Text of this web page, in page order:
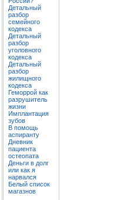
Детальный
разбор
семейного
кодекса
Детальный
разбор
уголовного
кодекса
Детальный
разбор
жилищного
кодекса
Геморрой как
разрушитель
жизни
Имплантация
зубов
В помощь
аспиранту
Дневник
пациента
остеопата
Деньги в долг
или как я
нарвался
Белый список
магазнов